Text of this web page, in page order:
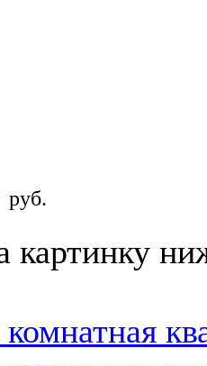
руб.